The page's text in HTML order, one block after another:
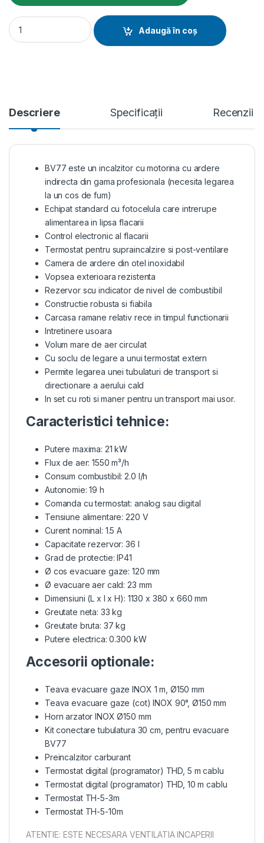
Incalzitor cu motorina cu ardere indirecta MASTER BV 77
Adaugă în coș
Descriere Specificații Recenzii
BV77 este un incalzitor cu motorina cu ardere
indirecta din gama profesionala (necesita legarea
la un cos de fum)
Echipat standard cu fotocelula care intrerupe
alimentarea in lipsa flacarii
Control electronic al flacarii
Termostat pentru supraincalzire si post-ventilare
Camera de ardere din otel inoxidabil
Vopsea exterioara rezistenta
Rezervor scu indicator de nivel de combustibil
Constructie robusta si fiabila
Carcasa ramane relativ rece in timpul functionarii
Intretinere usoara
Volum mare de aer circulat
Cu soclu de legare a unui termostat extern
Permite legarea unei tubulaturi de transport si
directionare a aerului cald
In set cu roti si maner pentru un transport mai usor.
Caracteristici tehnice:
Putere maxima: 21 kW
Flux de aer: 1550 m³/h
Consum combustibil: 2.0 l/h
Autonomie: 19 h
Comanda cu termostat: analog sau digital
Tensiune alimentare: 220 V
Curent nominal: 1.5 A
Capacitate rezervor: 36 l
Grad de protectie: IP41
Ø cos evacuare gaze: 120 mm
Ø evacuare aer cald: 23 mm
Dimensiuni (L x l x H): 1130 x 380 x 660 mm
Greutate neta: 33 kg
Greutate bruta: 37 kg
Putere electrica: 0.300 kW
Accesorii optionale:
Teava evacuare gaze INOX 1 m, Ø150 mm
Teava evacuare gaze (cot) INOX 90°, Ø150 mm
Horn arzator INOX Ø150 mm
Kit conectare tubulatura 30 cm, pentru evacuare
BV77
Preincalzitor carburant
Termostat digital (programator) THD, 5 m cablu
Termostat digital (programator) THD, 10 m cablu
Termostat TH-5-3m
Termostat TH-5-10m
ATENTIE: ESTE NECESARA VENTILATIA INCAPERII